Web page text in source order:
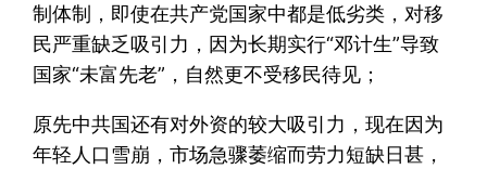
制体制，即使在共产党国家中都是低劣类，对移
民严重缺乏吸引力，因为长期实行“邓计生”导致
国家“未富先老”，自然更不受移民待见；
原先中共国还有对外资的较大吸引力，现在因为
年轻人口雪崩，市场急骤萎缩而劳力短缺日甚，